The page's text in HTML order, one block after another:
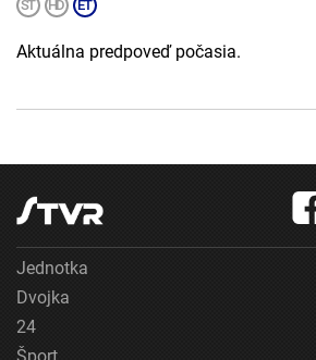
Aktuálna predpoveď počasia.
Jednotka
Dvojka
24